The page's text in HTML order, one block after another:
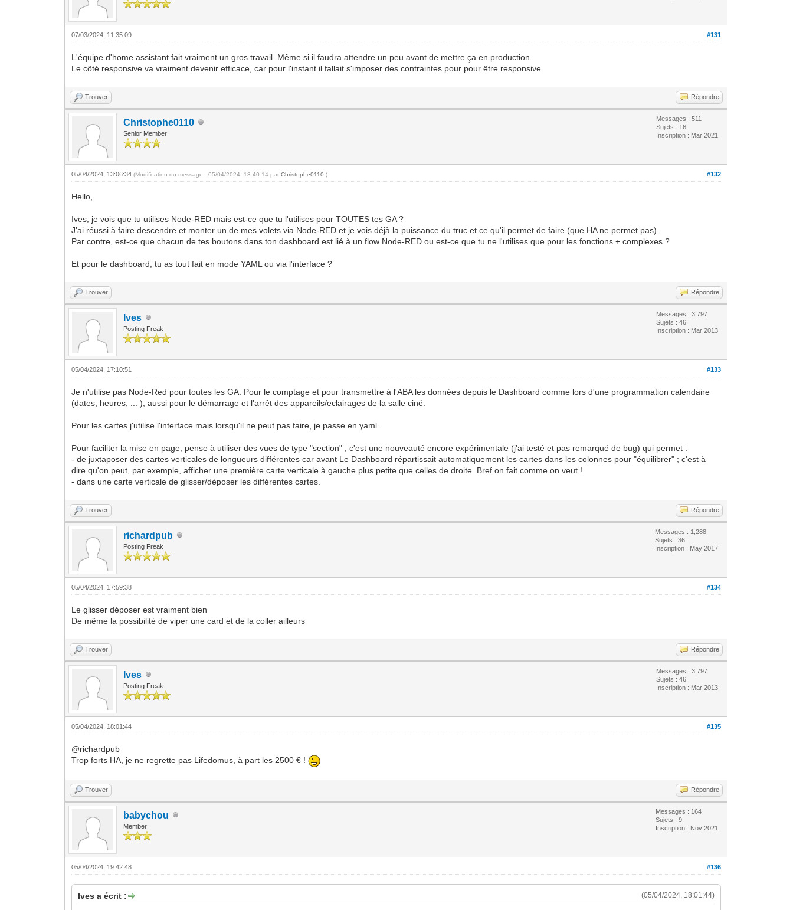
#131
07/03/2024, 11:35:09
L'équipe d'home assistant fait vraiment un gros travail. Même si il faudra attendre un peu avant de mettre ça en production.
Le côté responsive va vraiment devenir efficace, car pour l'instant il fallait s'imposer des contraintes pour pour être responsive.
Trouver Répondre
Christophe0110
Senior Member
Messages : 511
Sujets : 16
Inscription : Mar 2021
#132
05/04/2024, 13:06:34(Modification du message : 05/04/2024, 13:40:14 parChristophe0110 .)
Hello,
Ives, je vois que tu utilises Node-RED mais est-ce que tu l'utilises pour TOUTES tes GA ?
J'ai réussi à faire descendre et monter un de mes volets via Node-RED et je vois déjà la puissance du truc et ce qu'il permet de faire (que HA ne permet pas).
Par contre, est-ce que chacun de tes boutons dans ton dashboard est lié à un flow Node-RED ou est-ce que tu ne l'utilises que pour les fonctions + complexes ?
Et pour le dashboard, tu as tout fait en mode YAML ou via l'interface ?
Trouver Répondre
Ives
Posting Freak
Messages : 3,797
Sujets : 46
Inscription : Mar 2013
#133
05/04/2024, 17:10:51
Je n'utilise pas Node-Red pour toutes les GA. Pour le comptage et pour transmettre à l'ABA les données depuis le Dashboard comme lors d'une programmation calendaire
(dates, heures, ... ), aussi pour le démarrage et l'arrêt des appareils/eclairages de la salle ciné.
Pour les cartes j'utilise l'interface mais lorsqu'il ne peut pas faire, je passe en yaml.
Pour faciliter la mise en page, pense à utiliser des vues de type "section" ; c'est une nouveauté encore expérimentale (j'ai testé et pas remarqué de bug) qui permet :
- de juxtaposer des cartes verticales de longueurs différentes car avant Le Dashboard répartissait automatiquement les cartes dans les colonnes pour "équilibrer" ; c'est à
dire qu'on peut, par exemple, afficher une première carte verticale à gauche plus petite que celles de droite. Bref on fait comme on veut !
- dans une carte verticale de glisser/déposer les différentes cartes.
Trouver Répondre
richardpub
Posting Freak
Messages : 1,288
Sujets : 36
Inscription : May 2017
#134
05/04/2024, 17:59:38
Le glisser déposer est vraiment bien
De même la possibilité de viper une card et de la coller ailleurs
Trouver Répondre
Ives
Posting Freak
Messages : 3,797
Sujets : 46
Inscription : Mar 2013
#135
05/04/2024, 18:01:44
@richardpub
Trop forts HA, je ne regrette pas Lifedomus, à part les 2500 € !
Trouver Répondre
babychou
Member
Messages : 164
Sujets : 9
Inscription : Nov 2021
#136
05/04/2024, 19:42:48
(05/04/2024, 18:01:44)
Ives a écrit :